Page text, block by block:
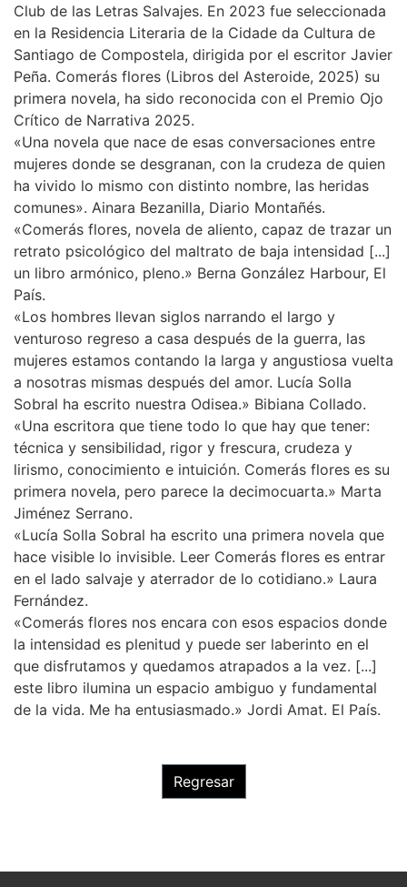
Club de las Letras Salvajes. En 2023 fue seleccionada
en la Residencia Literaria de la Cidade da Cultura de
Santiago de Compostela, dirigida por el escritor Javier
Peña. Comerás flores (Libros del Asteroide, 2025) su
primera novela, ha sido reconocida con el Premio Ojo
Crítico de Narrativa 2025.
«Una novela que nace de esas conversaciones entre
mujeres donde se desgranan, con la crudeza de quien
ha vivido lo mismo con distinto nombre, las heridas
comunes». Ainara Bezanilla, Diario Montañés.
«Comerás flores, novela de aliento, capaz de trazar un
retrato psicológico del maltrato de baja intensidad [...]
un libro armónico, pleno.» Berna González Harbour, El
País.
«Los hombres llevan siglos narrando el largo y
venturoso regreso a casa después de la guerra, las
mujeres estamos contando la larga y angustiosa vuelta
a nosotras mismas después del amor. Lucía Solla
Sobral ha escrito nuestra Odisea.» Bibiana Collado.
«Una escritora que tiene todo lo que hay que tener:
técnica y sensibilidad, rigor y frescura, crudeza y
lirismo, conocimiento e intuición. Comerás flores es su
primera novela, pero parece la decimocuarta.» Marta
Jiménez Serrano.
«Lucía Solla Sobral ha escrito una primera novela que
hace visible lo invisible. Leer Comerás flores es entrar
en el lado salvaje y aterrador de lo cotidiano.» Laura
Fernández.
«Comerás flores nos encara con esos espacios donde
la intensidad es plenitud y puede ser laberinto en el
que disfrutamos y quedamos atrapados a la vez. [...]
este libro ilumina un espacio ambiguo y fundamental
de la vida. Me ha entusiasmado.» Jordi Amat. El País.
Regresar